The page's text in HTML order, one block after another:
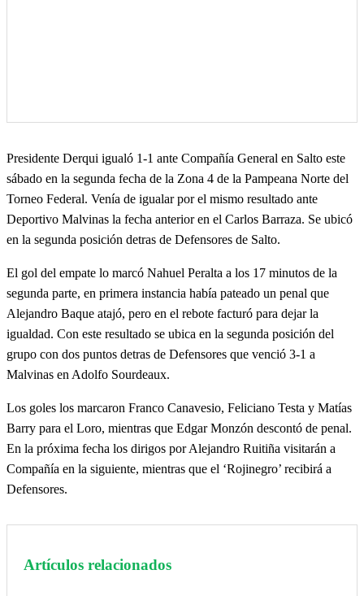
Presidente Derqui igualó 1-1 ante Compañía General en Salto este
sábado en la segunda fecha de la Zona 4 de la Pampeana Norte del
Torneo Federal. Venía de igualar por el mismo resultado ante
Deportivo Malvinas la fecha anterior en el Carlos Barraza. Se ubicó
en la segunda posición detras de Defensores de Salto.
El gol del empate lo marcó Nahuel Peralta a los 17 minutos de la
segunda parte, en primera instancia había pateado un penal que
Alejandro Baque atajó, pero en el rebote facturó para dejar la
igualdad. Con este resultado se ubica en la segunda posición del
grupo con dos puntos detras de Defensores que venció 3-1 a
Malvinas en Adolfo Sourdeaux.
Los goles los marcaron Franco Canavesio, Feliciano Testa y Matías
Barry para el Loro, mientras que Edgar Monzón descontó de penal.
En la próxima fecha los dirigos por Alejandro Ruitiña visitarán a
Compañía en la siguiente, mientras que el ‘Rojinegro’ recibirá a
Defensores.
Artículos relacionados